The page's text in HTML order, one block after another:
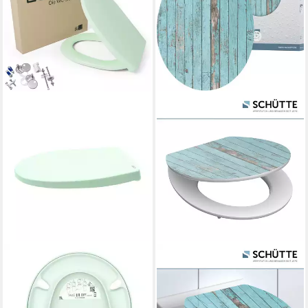
WC-Sitz C100 mit
Absenkautomatik, Duroplast
WC-Sitz Blue Wood, High
Gloss mit MDF Holzkern, mit